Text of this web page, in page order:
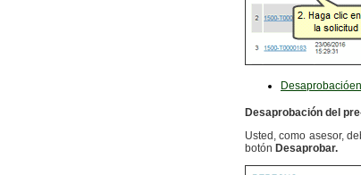
Desaprobación del
Usted, como asesor,
botón Desaprobar.